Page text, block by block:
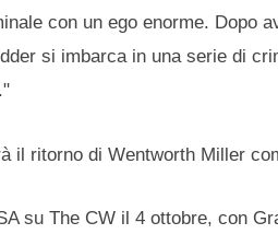
con un ego enorme. Dopo
si imbarca in una serie di
il ritorno di Wentworth Miller
su The CW il 4 ottobre, con